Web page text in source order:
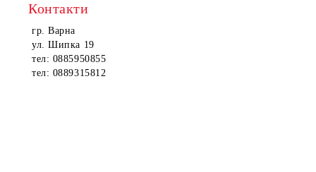
Контакти
гр. Варна
ул. Шипка 19
тел: 0885950855
тел: 0889315812